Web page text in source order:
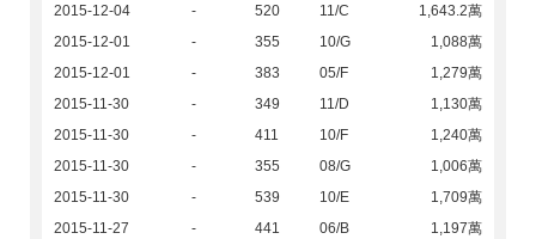
2015-12-04
- 520 11/C
1,643.2萬
2015-12-01
- 355 10/G
1,088萬
2015-12-01
- 383 05/F
1,279萬
2015-11-30
- 349 11/D
1,130萬
2015-11-30
- 411 10/F
1,240萬
2015-11-30
- 355 08/G
1,006萬
2015-11-30
- 539 10/E
1,709萬
2015-11-27
- 441 06/B
1,197萬